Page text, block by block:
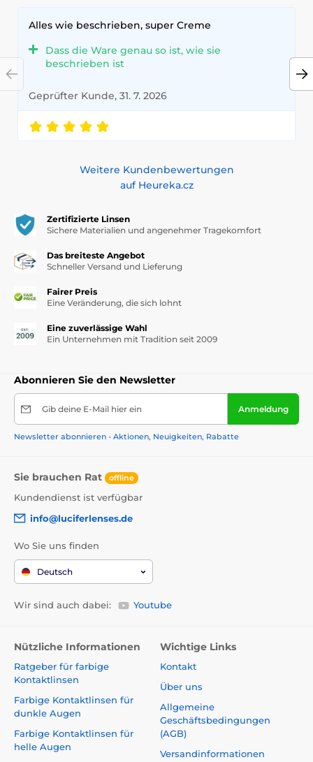
Alles wie beschrieben, super Creme
Dass die Ware genau so ist, wie sie
beschrieben ist
Geprüfter Kunde, 31. 7. 2026
Weitere Kundenbewertungen
auf Heureka.cz
Zertifizierte Linsen
Sichere Materialien und angenehmer Tragekomfort
Das breiteste Angebot
Schneller Versand und Lieferung
Fairer Preis
Eine Veränderung, die sich lohnt
Eine zuverlässige Wahl
Ein Unternehmen mit Tradition seit 2009
Abonnieren Sie den Newsletter
Gib deine E-Mail hier ein Anmeldung
Newsletter abonnieren - Aktionen, Neuigkeiten, Rabatte
Sie brauchen Rat offline
Kundendienst ist verfügbar
info@luciferlenses.de
Wo Sie uns finden
Deutsch
Wir sind auch dabei: Youtube
Nützliche Informationen
Ratgeber für farbige
Kontaktlinsen
Farbige Kontaktlinsen für
dunkle Augen
Farbige Kontaktlinsen für
helle Augen
Wichtige Links
Kontakt
Über uns
Allgemeine
Geschäftsbedingungen
(AGB)
Versandinformationen